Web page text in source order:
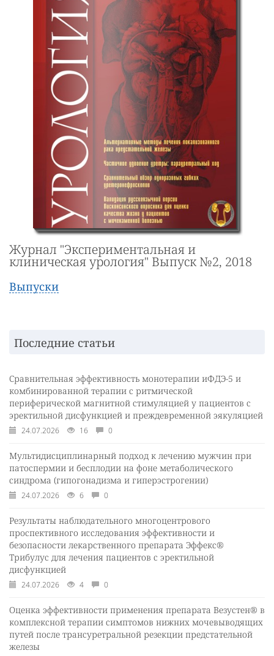
Журнал "Экспериментальная и
клиническая урология" Выпуск №2, 2018
Выпуски
Последние статьи
Сравнительная эффективность монотерапии иФДЭ-5 и
комбинированной терапии с ритмической
периферической магнитной стимуляцией у пациентов с
эректильной дисфункцией и преждевременной эякуляцией
24.07.2026 16 0
Мультидисциплинарный подход к лечению мужчин при
патоспермии и бесплодии на фоне метаболического
синдрома (гипогонадизма и гиперэстрогении)
24.07.2026 6 0
Результаты наблюдательного многоцентрового
проспективного исследования эффективности и
безопасности лекарственного препарата Эффекс®
Трибулус для лечения пациентов с эректильной
дисфункцией
24.07.2026 4 0
Оценка эффективности применения препарата Везустен® в
комплексной терапии симптомов нижних мочевыводящих
путей после трансуретральной резекции предстательной
железы